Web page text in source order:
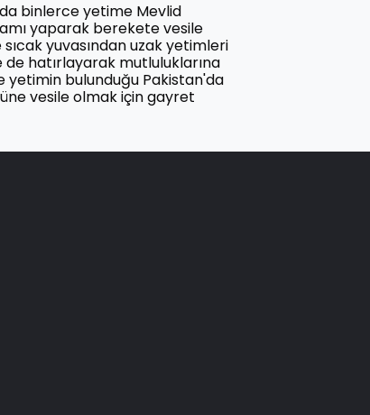
binlerce yetime Mevlid
yaparak berekete vesile
yuvasından uzak yetimleri
hatırlayarak mutluluklarına
yetimin bulunduğu Pakistan'da
vesile olmak için gayret